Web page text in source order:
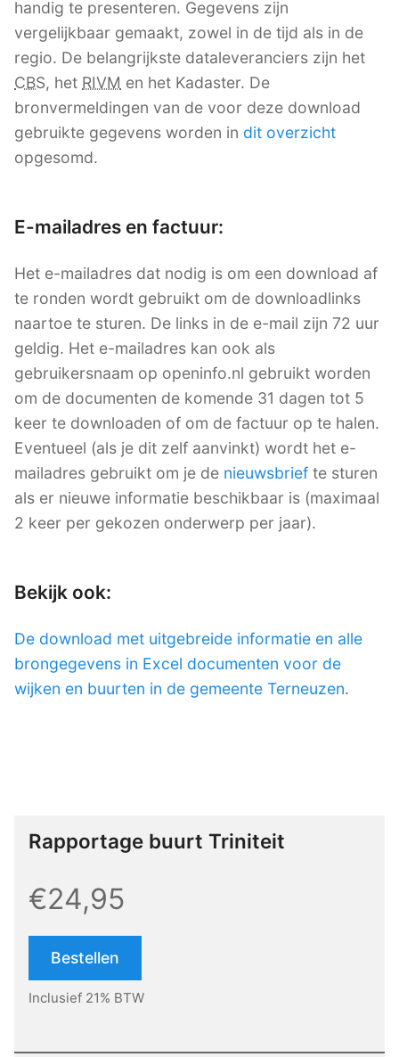
handig te presenteren. Gegevens zijn
vergelijkbaar gemaakt, zowel in de tijd als in de
regio. De belangrijkste dataleveranciers zijn het
CBS, het RIVM en het Kadaster. De
bronvermeldingen van de voor deze download
gebruikte gegevens worden in dit overzicht
opgesomd.
E-mailadres en factuur:
Het e-mailadres dat nodig is om een download af
te ronden wordt gebruikt om de downloadlinks
naartoe te sturen. De links in de e-mail zijn 72 uur
geldig. Het e-mailadres kan ook als
gebruikersnaam op openinfo.nl gebruikt worden
om de documenten de komende 31 dagen tot 5
keer te downloaden of om de factuur op te halen.
Eventueel (als je dit zelf aanvinkt) wordt het e-
mailadres gebruikt om je de nieuwsbrief te sturen
als er nieuwe informatie beschikbaar is (maximaal
2 keer per gekozen onderwerp per jaar).
Bekijk ook:
De download met uitgebreide informatie en alle
brongegevens in Excel documenten voor de
wijken en buurten in de gemeente Terneuzen.
Rapportage buurt Triniteit
€24,95
Bestellen
Inclusief 21% BTW